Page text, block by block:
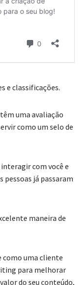
e classificações.
uma avaliação
como um selo de
com você e
pessoas já passaram
maneira de
como uma cliente
para melhorar
do seu conteúdo,